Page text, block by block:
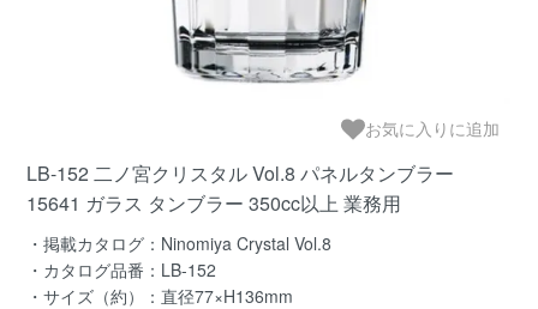
お気に入りに追加
LB-152 二ノ宮クリスタル Vol.8 パネルタンブラー
15641 ガラス タンブラー 350cc以上 業務用
・掲載カタログ：Ninomiya Crystal Vol.8
・カタログ品番：LB-152
・サイズ（約）：直径77×H136mm